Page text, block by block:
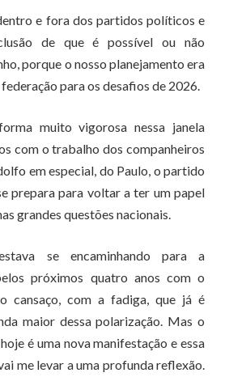
e fora dos partidos políticos e
de que é possível ou não
porque o nosso planejamento era
para os desafios de 2026.
muito vigorosa nessa janela
com o trabalho dos companheiros
em especial, do Paulo, o partido
prepara para voltar a ter um papel
grandes questões nacionais.
se encaminhando para a
próximos quatro anos com o
cansaço, com a fadiga, que já é
maior dessa polarização. Mas o
é uma nova manifestação e essa
me levar a uma profunda reflexão.